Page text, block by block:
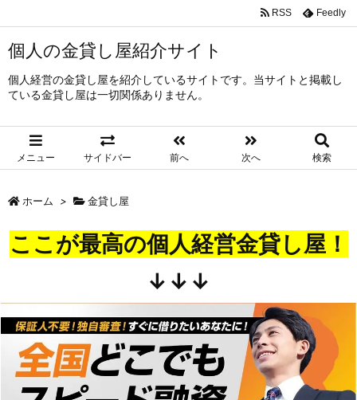
個人の金貸し屋紹介サイト
個人経営の金貸し屋を紹介しているサイトです。当サイトと掲載し
ている金貸し屋は一切関係ありません。
メニュー サイドバー 前へ 次へ 検索
RSS Feedly
ホーム > 金貸し屋
ここが最高の個人経営金貸し屋！
↓↓↓